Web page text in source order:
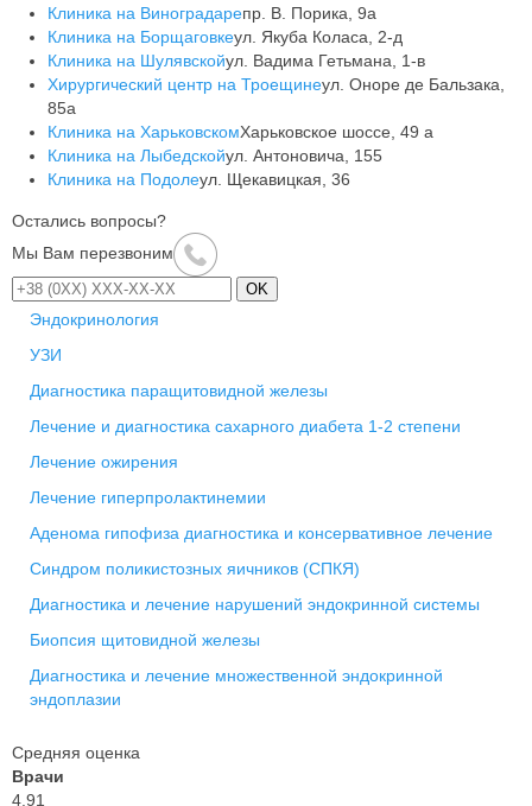
Клиника на Виноградарепр. В. Порика, 9а
Клиника на Борщаговкеул. Якуба Коласа, 2-д
Клиника на Шулявскойул. Вадима Гетьмана, 1-в
Хирургический центр на Троещинеул. Оноре де Бальзака,
85а
Клиника на ХарьковскомХарьковское шоссе, 49 а
Клиника на Лыбедскойул. Антоновича, 155
Клиника на Подолеул. Щекавицкая, 36
Остались вопросы?
Мы Вам перезвоним
OK
Эндокринология
УЗИ
Диагностика паращитовидной железы
Лечение и диагностика сахарного диабета 1-2 степени
Лечение ожирения
Лечение гиперпролактинемии
Аденома гипофиза диагностика и консервативное лечение
Синдром поликистозных яичников (СПКЯ)
Диагностика и лечение нарушений эндокринной системы
Биопсия щитовидной железы
Диагностика и лечение множественной эндокринной
эндоплазии
Средняя оценка
Врачи
4.91